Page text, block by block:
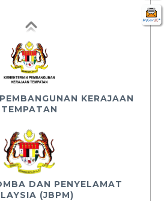
KERAJAAN
TEMPATAN
DAN PENYELAMAT
(JBPM)